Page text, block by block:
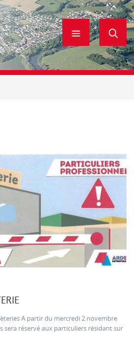
A partir du mercredi 2 novembre
sera réservé aux particuliers résidant sur